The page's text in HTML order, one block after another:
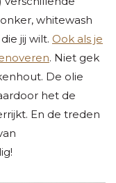
whitewash
jij wilt. Ook als je
. Niet gek
De olie
het de
En de treden